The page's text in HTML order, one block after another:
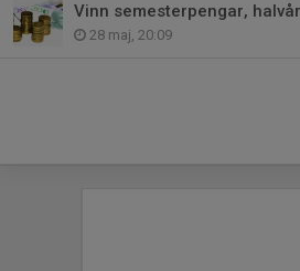
28 maj, 20:09